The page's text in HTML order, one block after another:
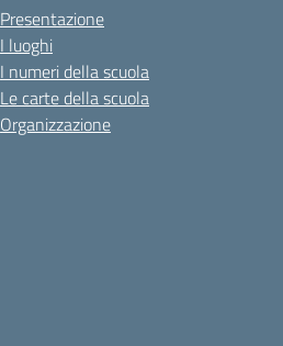
Presentazione
I luoghi
I numeri della scuola
Le carte della scuola
Organizzazione